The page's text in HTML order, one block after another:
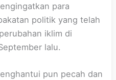
para
politik yang telah
iklim di
lalu.
pun pecah dan